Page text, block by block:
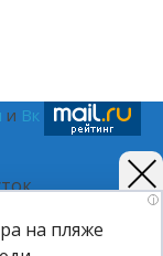
i
на пляже
и Вк
№ ФС 77 - 75401